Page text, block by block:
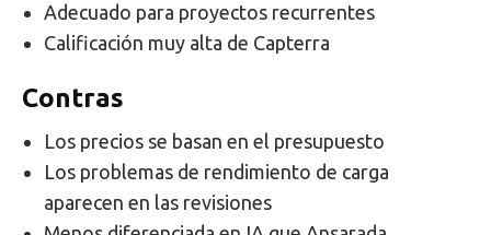
Adecuado para proyectos recurrentes
Calificación muy alta de Capterra
Contras
Los precios se basan en el presupuesto
Los problemas de rendimiento de carga
aparecen en las revisiones